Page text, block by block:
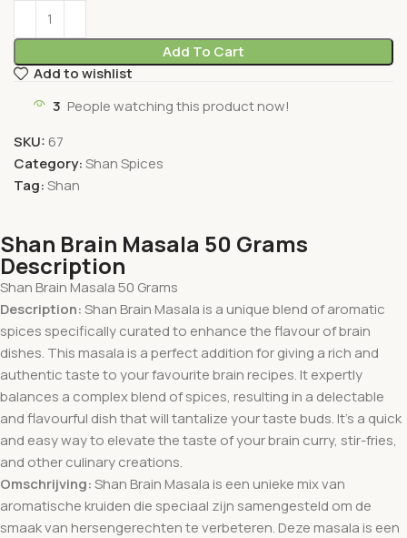
Add To Cart
Add to wishlist
3 People watching this product now!
SKU: 67
Category:Shan Spices
Tag:Shan
Shan Brain Masala 50 Grams
Description
Shan Brain Masala 50 Grams
Description:Shan Brain Masala is a unique blend of aromatic
spices specifically curated to enhance the flavour of brain
dishes. This masala is a perfect addition for giving a rich and
authentic taste to your favourite brain recipes. It expertly
balances a complex blend of spices, resulting in a delectable
and flavourful dish that will tantalize your taste buds. It’s a quick
and easy way to elevate the taste of your brain curry, stir-fries,
and other culinary creations.
Omschrijving:Shan Brain Masala is een unieke mix van
aromatische kruiden die speciaal zijn samengesteld om de
smaak van hersengerechten te verbeteren. Deze masala is een